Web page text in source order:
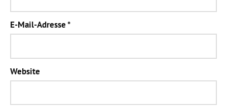
E-Mail-Adresse*
Website